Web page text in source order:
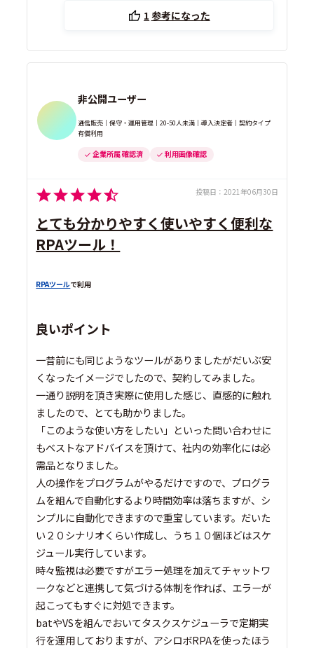
1 参考になった
非公開ユーザー
通信販売｜保守・運用管理｜20-50人未満｜導入決定者｜契約タイプ
有償利用
企業所属 確認済 利用画像確認
投稿日： 2021年06月30日
とても分かりやすく使いやすく便利な
RPAツール！
RPAツールで利用
良いポイント
一昔前にも同じようなツールがありましたがだいぶ安
くなったイメージでしたので、契約してみました。
一通り説明を頂き実際に使用した感じ、直感的に触れ
ましたので、とても助かりました。
「このような使い方をしたい」といった問い合わせに
もベストなアドバイスを頂けて、社内の効率化には必
需品となりました。
人の操作をプログラムがやるだけですので、プログラ
ムを組んで自動化するより時間効率は落ちますが、シ
ンプルに自動化できますので重宝しています。だいた
い２０シナリオくらい作成し、うち１０個ほどはスケ
ジュール実行しています。
時々監視は必要ですがエラー処理を加えてチャットワ
ークなどと連携して気づける体制を作れば、エラーが
起こってもすぐに対処できます。
batやVSを組んでおいてタスクスケジューラで定期実
行を運用しておりますが、アシロボRPAを使ったほう